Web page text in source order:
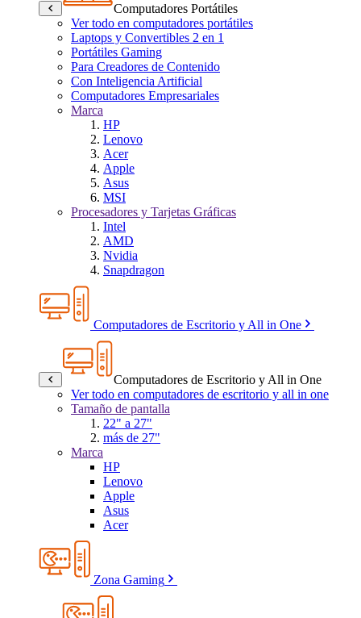
Computadores Portátiles
Ver todo en computadores portátiles
Laptops y Convertibles 2 en 1
Portátiles Gaming
Para Creadores de Contenido
Con Inteligencia Artificial
Computadores Empresariales
Marca
HP
Lenovo
Acer
Apple
Asus
MSI
Procesadores y Tarjetas Gráficas
Intel
AMD
Nvidia
Snapdragon
Computadores de Escritorio y All in One
Computadores de Escritorio y All in One
Ver todo en computadores de escritorio y all in one
Tamaño de pantalla
22" a 27"
más de 27"
Marca
HP
Lenovo
Apple
Asus
Acer
Zona Gaming